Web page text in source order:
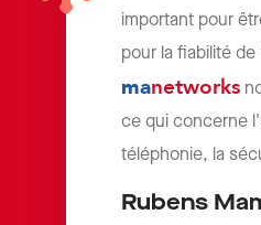
important pour
pour la fiabilité
manetworks
ce qui concerne
téléphonie, la
Rubens